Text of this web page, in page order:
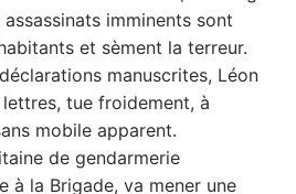
imminents sont
et sèment la terreur.
manuscrites, Léon
lettres, tue froidement, à
mobile apparent.
de gendarmerie
à la Brigade, va mener une